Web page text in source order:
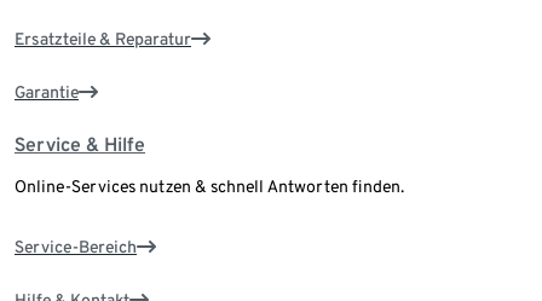
Ersatzteile & Reparatur
Garantie
Service & Hilfe
Online-Services nutzen & schnell Antworten finden.
Service-Bereich